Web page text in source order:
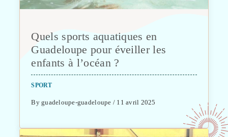
Quels sports aquatiques en
Guadeloupe pour éveiller les
enfants à l’océan ?
SPORT
By guadeloupe-guadeloupe / 11 avril 2025